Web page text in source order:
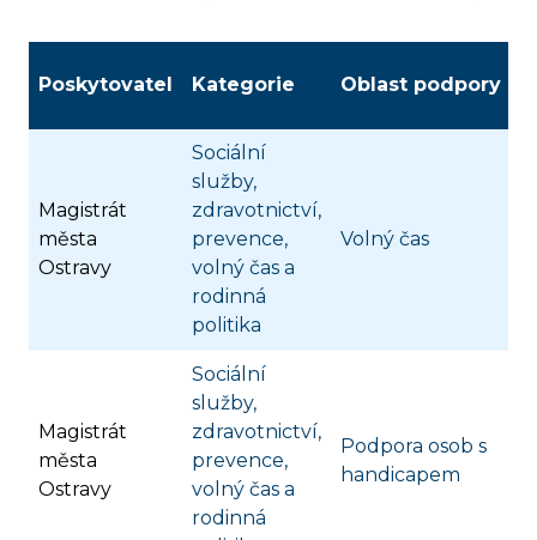
Poskytovatel Kategorie Oblast podpory
Magistrát
města
Ostravy
Sociální
služby,
zdravotnictví,
prevence,
volný čas a
rodinná
politika
Volný čas
Magistrát
města
Ostravy
Sociální
služby,
zdravotnictví,
prevence,
volný čas a
rodinná
Podpora osob s
handicapem